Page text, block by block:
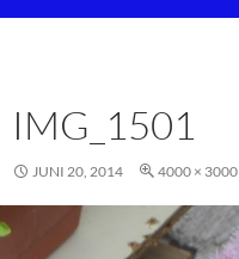
IMG_1501
JUNI 20, 2014 4000 × 3000